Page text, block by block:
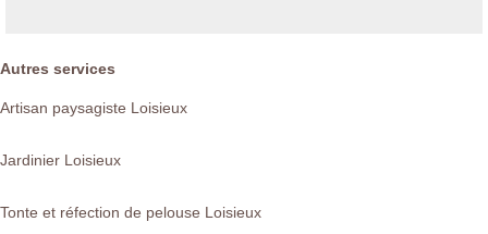
Autres services
Artisan paysagiste Loisieux
Jardinier Loisieux
Tonte et réfection de pelouse Loisieux